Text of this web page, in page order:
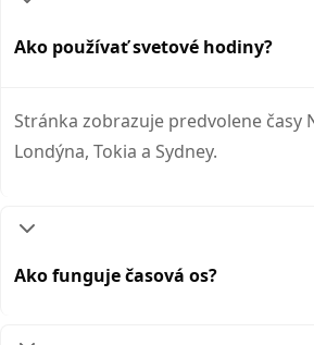
Ako používať svetové hodiny?
Stránka zobrazuje predvolene časy
Londýna, Tokia a Sydney.
Ako funguje časová os?